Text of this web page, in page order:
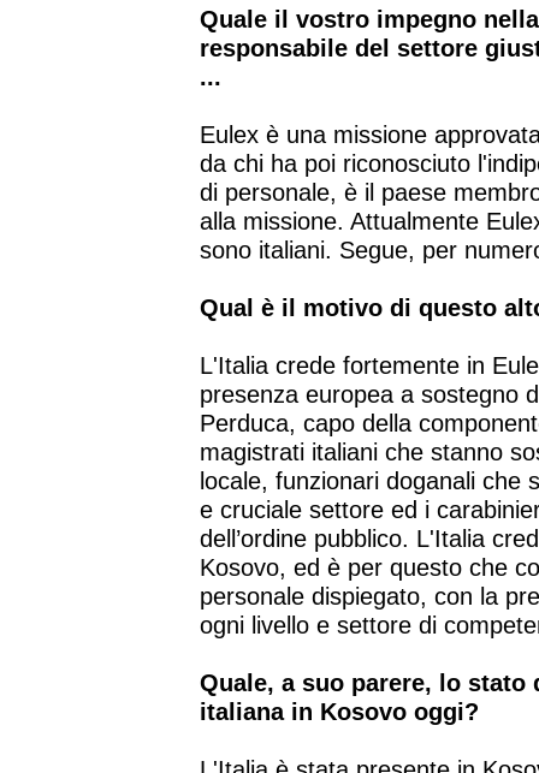
Quale il vostro impegno
responsabile del settore
...
Eulex è una missione
da chi ha poi riconosciuto
di personale, è il paese
alla missione. Attualmente
sono italiani. Segue, per
Qual è il motivo di questo
L'Italia crede fortemente in
presenza europea a sostegno
Perduca, capo della
magistrati italiani che stanno
locale, funzionari doganali che
e cruciale settore ed i
dell’ordine pubblico. L'Italia
Kosovo, ed è per questo che
personale dispiegato, con la
ogni livello e settore di
Quale, a suo parere, lo stato
italiana in Kosovo oggi?